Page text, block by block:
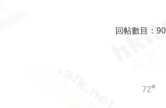
回帖數目： 90
72#